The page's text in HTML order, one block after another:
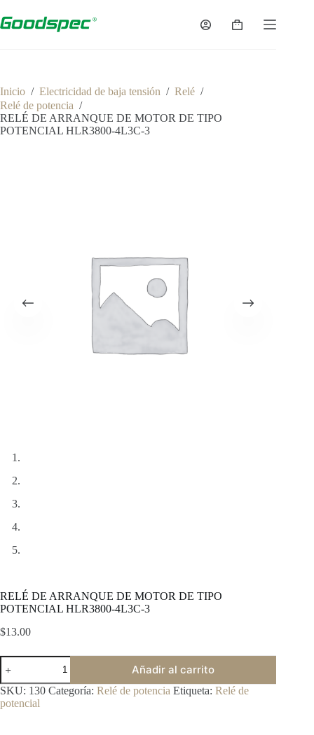
al
contenido
Carro
Inicio / Electricidad de baja tensión / Relé /
Relé de potencia /
RELÉ DE ARRANQUE DE MOTOR DE TIPO
POTENCIAL HLR3800-4L3C-3
RELÉ DE ARRANQUE DE MOTOR DE TIPO
POTENCIAL HLR3800-4L3C-3
$13.00
HLR3800-
4L3C-
3
POTENTIAL
TYPE
Añadir al carrito
SKU: 130 Categoría: Relé de potencia Etiqueta: Relé de
potencial